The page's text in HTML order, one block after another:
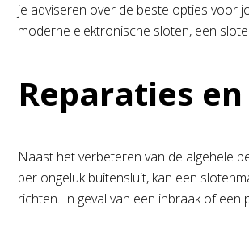
je adviseren over de beste opties voor
moderne elektronische sloten, een
Reparaties
Naast het verbeteren van de algehele
per ongeluk buitensluit, kan een
richten. In geval van een inbraak of